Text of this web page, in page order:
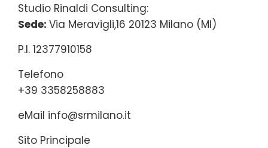
Studio Rinaldi Consulting:
Sede: Via Meravigli,16 20123 Milano (MI)
P.I. 12377910158
Telefono
+39 3358258883
eMail info@srmilano.it
Sito Principale